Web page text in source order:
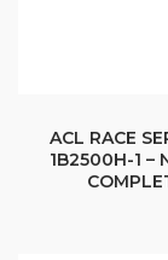
ACL RACE
1B2500H-1 –